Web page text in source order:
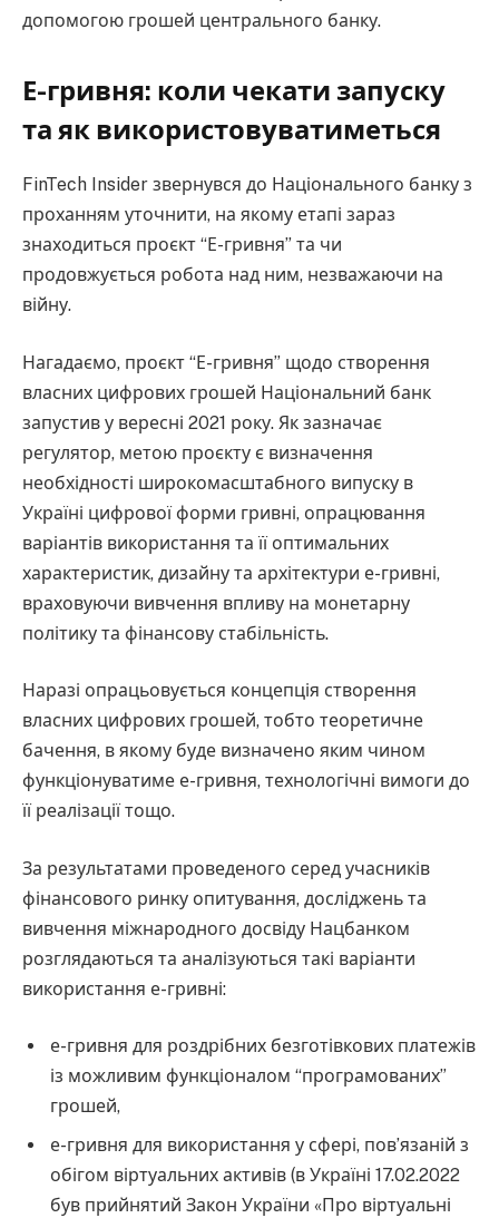
допомогою грошей центрального банку.
Е-гривня: коли чекати запуску
та як використовуватиметься
FinTech Insider звернувся до Національного банку з
проханням уточнити, на якому етапі зараз
знаходиться проєкт “Е-гривня” та чи
продовжується робота над ним, незважаючи на
війну.
Нагадаємо, проєкт “Е-гривня” щодо створення
власних цифрових грошей Національний банк
запустив у вересні 2021 року. Як зазначає
регулятор, метою проєкту є визначення
необхідності широкомасштабного випуску в
Україні цифрової форми гривні, опрацювання
варіантів використання та її оптимальних
характеристик, дизайну та архітектури е-гривні,
враховуючи вивчення впливу на монетарну
політику та фінансову стабільність.
Наразі опрацьовується концепція створення
власних цифрових грошей, тобто теоретичне
бачення, в якому буде визначено яким чином
функціонуватиме е-гривня, технологічні вимоги до
її реалізації тощо.
За результатами проведеного серед учасників
фінансового ринку опитування, досліджень та
вивчення міжнародного досвіду Нацбанком
розглядаються та аналізуються такі варіанти
використання е-гривні:
е-гривня для роздрібних безготівкових платежів
із можливим функціоналом “програмованих”
грошей,
е-гривня для використання у сфері, пов’язаній з
обігом віртуальних активів (в Україні 17.02.2022
був прийнятий Закон України «Про віртуальні